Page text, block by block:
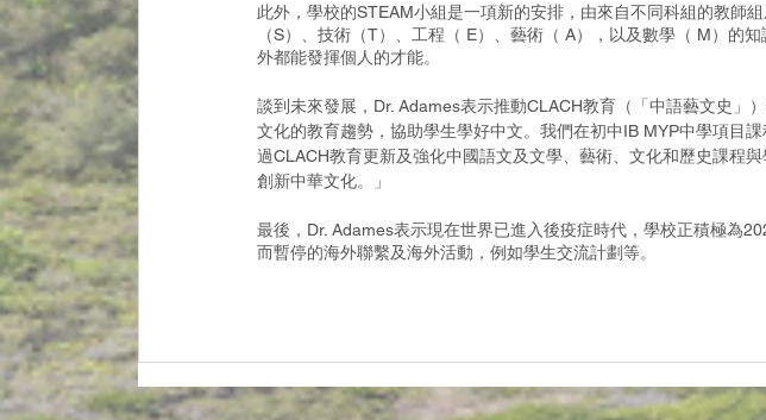
此外，學校的STEAM小組是一項新的安排，由來自不同科組的教師
（S）、技術（T）、工程（ E）、藝術（ A），以及數學（ M）的
外都能發揮個人的才能。
談到未來發展，Dr. Adames表示推動CLACH教育（「中語藝文史」
文化的教育趨勢，協助學生學好中文。我們在初中IB MYP中學項目
過CLACH教育更新及強化中國語文及文學、藝術、文化和歷史課程
創新中華文化。」
最後，Dr. Adames表示現在世界已進入後疫症時代，學校正積極為
而暫停的海外聯繫及海外活動，例如學生交流計劃等。